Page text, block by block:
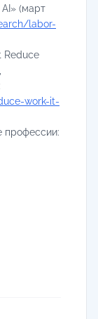
(март
labor-
Reduce
work-it-
профессии: